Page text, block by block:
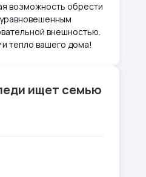
возможность обрести
внешностью.
тепло вашего дома!
ищет семью